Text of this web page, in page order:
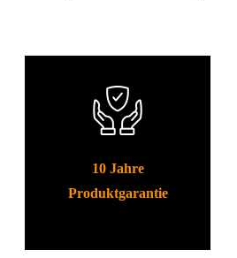
10 Jahre
Produktgarantie